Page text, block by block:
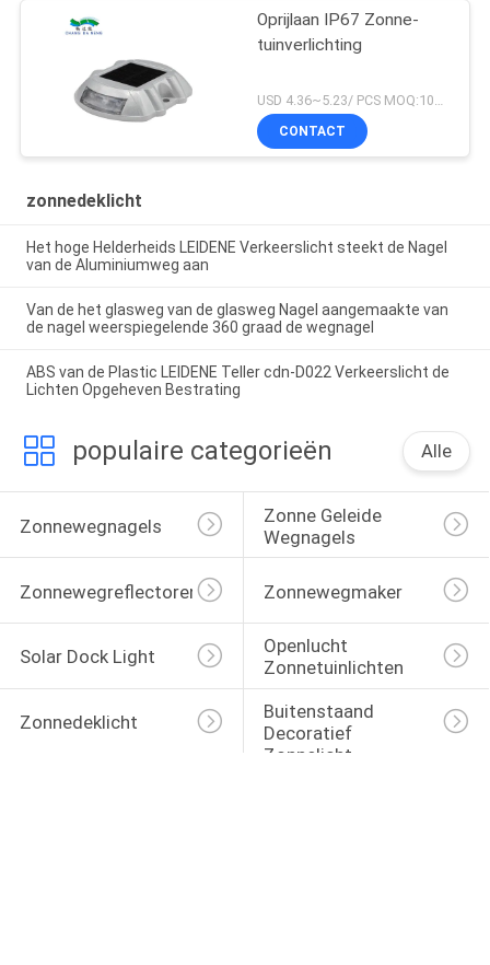
Oprijlaan IP67 Zonne-
tuinverlichting
USD 4.36~5.23/ PCS MOQ:100 PCs
CONTACT
zonnedeklicht
Het hoge Helderheids LEIDENE Verkeerslicht steekt de Nagel
van de Aluminiumweg aan
Van de het glasweg van de glasweg Nagel aangemaakte van
de nagel weerspiegelende 360 graad de wegnagel
ABS van de Plastic LEIDENE Teller cdn-D022 Verkeerslicht de
Lichten Opgeheven Bestrating
populaire categorieën Alle
Zonnewegnagels
Zonne Geleide
Wegnagels
Zonnewegreflectoren Zonnewegmaker
Solar Dock Light
Openlucht
Zonnetuinlichten
Zonnedeklicht
Buitenstaand
Decoratief
Zonnelicht